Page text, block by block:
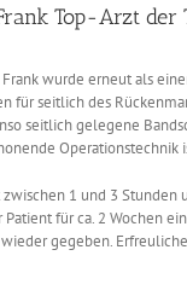
Top-Arzt der
Frank wurde erneut als
für seitlich des
seitlich gelegene
1 und 3
Patient für ca. 2 Wochen
gegeben.